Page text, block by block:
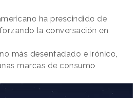
ha prescindido de
la conversación en
más desenfadado e irónico,
marcas de consumo